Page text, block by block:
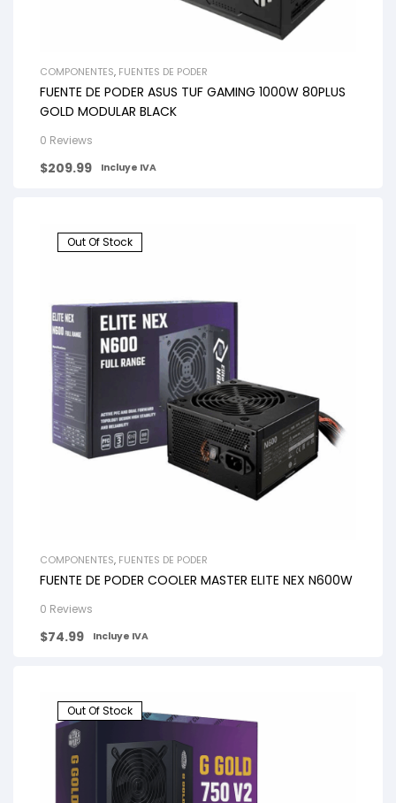
COMPONENTES, FUENTES DE PODER
FUENTE DE PODER ASUS TUF GAMING 1000W 80PLUS
GOLD MODULAR BLACK
0 Reviews
$209.99 Incluye IVA
Out Of Stock
COMPONENTES, FUENTES DE PODER
FUENTE DE PODER COOLER MASTER ELITE NEX N600W
0 Reviews
$74.99 Incluye IVA
Out Of Stock